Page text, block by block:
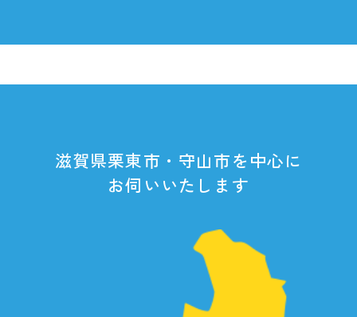
滋賀県栗東市・守山市を中心に
お伺いいたします